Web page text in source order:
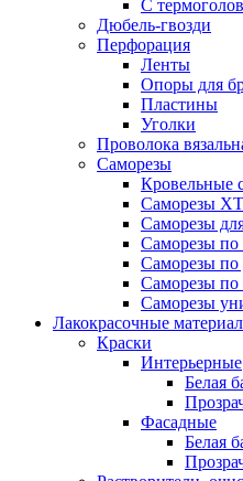
С
Дюбель-гвозди
Перфорация
Ленты
Опоры для
Пластины
Уголки
Проволока
Саморезы
Кровельные
Саморезы
Саморезы
Саморезы
Саморезы по
Саморезы по
Саморезы
Лакокрасочные
Краски
Интерьерные
Белая
Фасадные
Белая